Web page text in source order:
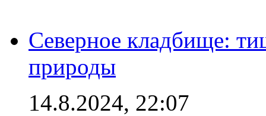
Северное кладбище:
природы
14.8.2024, 22:07